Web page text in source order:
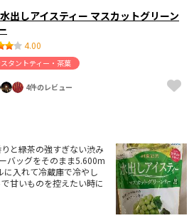
出しアイスティー マスカットグリーン
4.00
タントティー・茶葉
4件のレビュー
と緑茶の強すぎない渋み
バッグをそのまま5.600m
入れて冷蔵庫で冷やし
甘いものを控えたい時に